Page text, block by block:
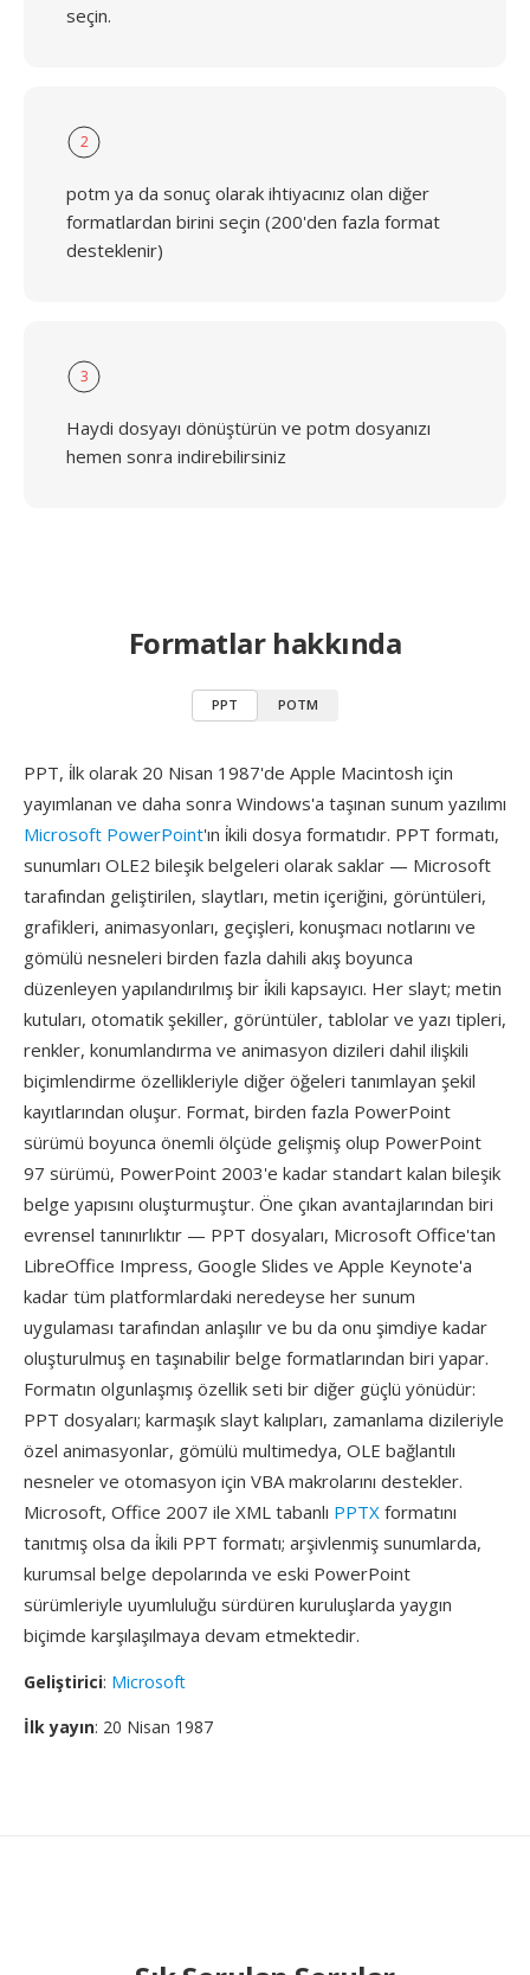
seçin.
2
potm ya da sonuç olarak ihtiyacınız olan diğer
formatlardan birini seçin (200'den fazla format
desteklenir)
3
Haydi dosyayı dönüştürün ve potm dosyanızı
hemen sonra indirebilirsiniz
Formatlar hakkında
PPT POTM
PPT, i̇lk olarak 20 Nisan 1987'de Apple Macintosh için
yayımlanan ve daha sonra Windows'a taşınan sunum yazılımı
Microsoft PowerPoint'ın i̇kili dosya formatıdır. PPT formatı,
sunumları OLE2 bileşik belgeleri olarak saklar — Microsoft
tarafından geliştirilen, slaytları, metin içeriğini, görüntüleri,
grafikleri, animasyonları, geçişleri, konuşmacı notlarını ve
gömülü nesneleri birden fazla dahili akış boyunca
düzenleyen yapılandırılmış bir i̇kili kapsayıcı. Her slayt; metin
kutuları, otomatik şekiller, görüntüler, tablolar ve yazı tipleri,
renkler, konumlandırma ve animasyon dizileri dahil ilişkili
biçimlendirme özellikleriyle diğer öğeleri tanımlayan şekil
kayıtlarından oluşur. Format, birden fazla PowerPoint
sürümü boyunca önemli ölçüde gelişmiş olup PowerPoint
97 sürümü, PowerPoint 2003'e kadar standart kalan bileşik
belge yapısını oluşturmuştur. Öne çıkan avantajlarından biri
evrensel tanınırlıktır — PPT dosyaları, Microsoft Office'tan
LibreOffice Impress, Google Slides ve Apple Keynote'a
kadar tüm platformlardaki neredeyse her sunum
uygulaması tarafından anlaşılır ve bu da onu şimdiye kadar
oluşturulmuş en taşınabilir belge formatlarından biri yapar.
Formatın olgunlaşmış özellik seti bir diğer güçlü yönüdür:
PPT dosyaları; karmaşık slayt kalıpları, zamanlama dizileriyle
özel animasyonlar, gömülü multimedya, OLE bağlantılı
nesneler ve otomasyon için VBA makrolarını destekler.
Microsoft, Office 2007 ile XML tabanlı PPTX formatını
tanıtmış olsa da i̇kili PPT formatı; arşivlenmiş sunumlarda,
kurumsal belge depolarında ve eski PowerPoint
sürümleriyle uyumluluğu sürdüren kuruluşlarda yaygın
biçimde karşılaşılmaya devam etmektedir.
Geliştirici: Microsoft
İlk yayın: 20 Nisan 1987